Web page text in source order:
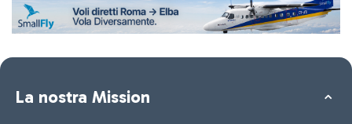
La nostra Mission